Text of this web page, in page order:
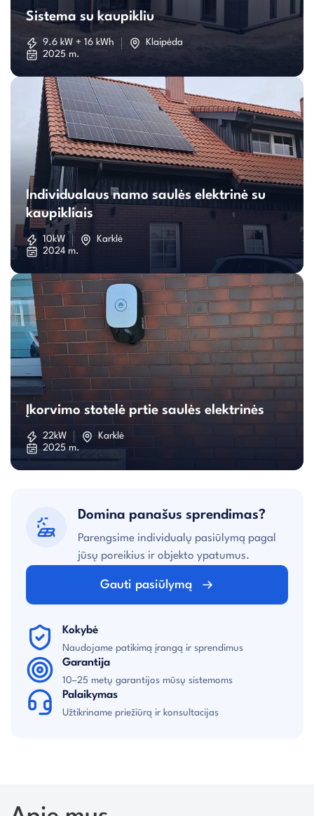
su
kaupikliu
Sistema su kaupikliu
9.6 kW + 16 kWh
Klaipėda
2025 m.
Individualaus
namo
saulės
elektrinė
su
kaupikliais
Individualaus namo saulės elektrinė su
kaupikliais
10kW
Karklė
2024 m.
Įkorvimo
stotelė
Įkorvimo stotelė prtie saulės elektrinės
22kW
Karklė
2025 m.
Domina panašus sprendimas?
Parengsime individualų pasiūlymą pagal
jūsų poreikius ir objekto ypatumus.
Gauti pasiūlymą
Kokybė
Naudojame patikimą įrangą ir sprendimus
Garantija
10–25 metų garantijos mūsų sistemoms
Palaikymas
Užtikriname priežiūrą ir konsultacijas